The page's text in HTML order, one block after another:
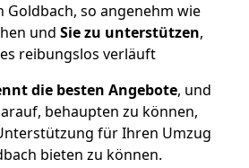
Goldbach, so angenehm wie
und Sie zu unterstützen,
reibungslos verläuft
die besten Angebote, und
behaupten zu können,
für Ihren Umzug
bieten zu können.